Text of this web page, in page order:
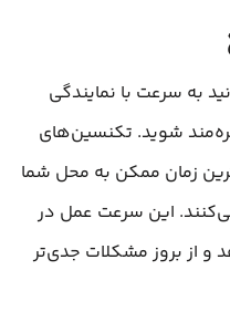
به سرعت با نمایندگی
شوید. تکنسین‌های
زمان ممکن به محل شما
این سرعت عمل در
از بروز مشکلات جدی‌تر